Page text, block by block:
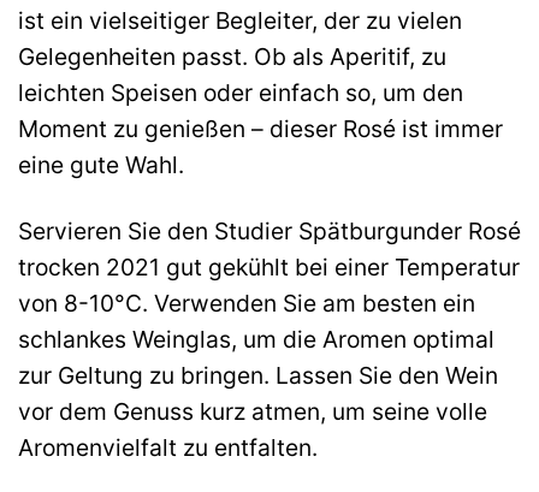
ist ein vielseitiger Begleiter, der zu vielen
Gelegenheiten passt. Ob als Aperitif, zu
leichten Speisen oder einfach so, um den
Moment zu genießen – dieser Rosé ist immer
eine gute Wahl.
Servieren Sie den Studier Spätburgunder Rosé
trocken 2021 gut gekühlt bei einer Temperatur
von 8-10°C. Verwenden Sie am besten ein
schlankes Weinglas, um die Aromen optimal
zur Geltung zu bringen. Lassen Sie den Wein
vor dem Genuss kurz atmen, um seine volle
Aromenvielfalt zu entfalten.